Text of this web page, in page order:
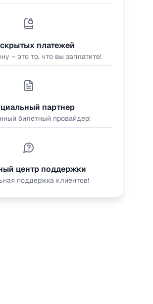
платежей
– это то, что вы заплатите!
партнер
билетный провайдер!
центр поддержки
поддержка клиентов!